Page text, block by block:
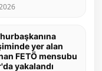
yer alan
FETÖ mensubu
yakalandı